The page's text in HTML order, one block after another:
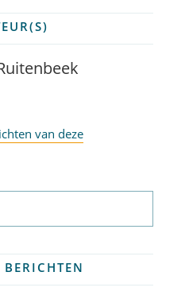
van deze
BERICHTEN